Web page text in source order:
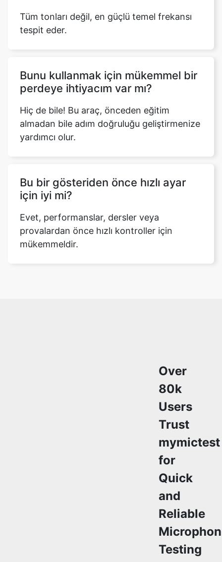
Tüm tonları değil, en güçlü temel frekansı
tespit eder.
Bunu kullanmak için mükemmel bir
perdeye ihtiyacım var mı?
Hiç de bile! Bu araç, önceden eğitim
almadan bile adım doğruluğu geliştirmenize
yardımcı olur.
Bu bir gösteriden önce hızlı ayar
için iyi mi?
Evet, performanslar, dersler veya
provalardan önce hızlı kontroller için
mükemmeldir.
Over
80k
Users
Trust
mymictest
for
Quick
and
Reliable
Testing